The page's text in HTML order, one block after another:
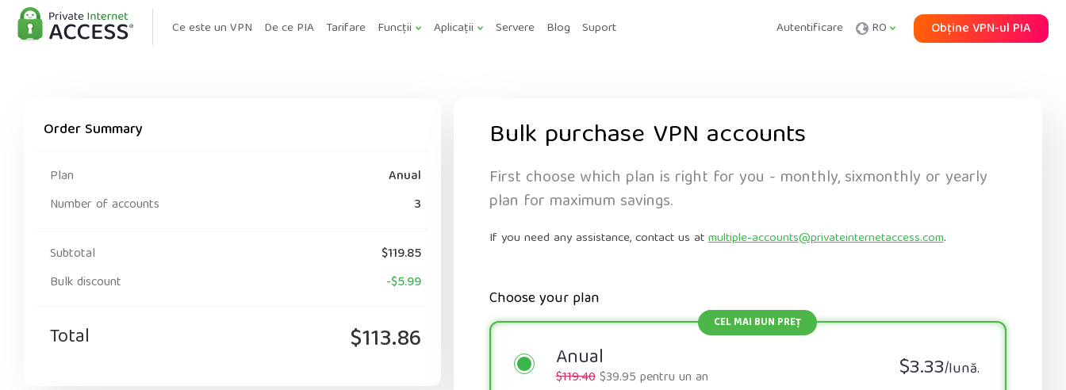
Ce este un VPN De ce PIA Tarifare Funcții Aplicații Servere Blog Suport Autentificare RO Obține VPN-ul PIA
Order Summary
Plan
Anual
Number of accounts
3
Subtotal
$119.85
Bulk discount
-$5.99
Total $113.86
Bulk purchase VPN accounts
First choose which plan is right for you - monthly, sixmonthly or yearly
plan for maximum savings.
If you need any assistance, contact us atmultiple-accounts@privateinternetaccess.com.
Choose your plan
Anual $3.33/lună.
$119.40$39.95 pentru un an